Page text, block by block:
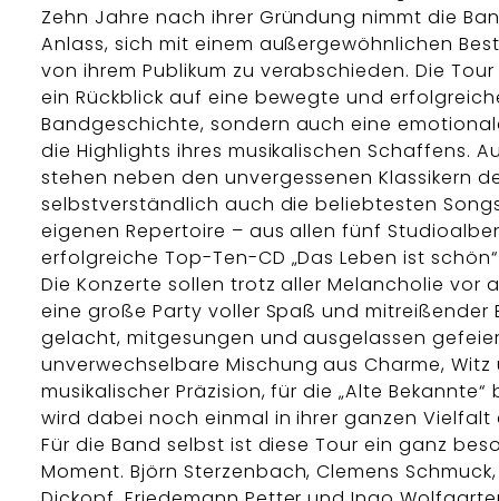
Zehn Jahre nach ihrer Gründung nimmt die
Anlass, sich mit einem außergewöhnlichen
von ihrem Publikum zu verabschieden. Die
ein Rückblick auf eine bewegte und
Bandgeschichte, sondern auch eine
die Highlights ihres musikalischen Schaffens.
stehen neben den unvergessenen Klassikern
selbstverständlich auch die beliebtesten
eigenen Repertoire – aus allen fünf
erfolgreiche Top-Ten-CD „Das Leben ist
Die Konzerte sollen trotz aller Melancholie vor
eine große Party voller Spaß und mitreißender
gelacht, mitgesungen und ausgelassen
unverwechselbare Mischung aus Charme, Witz
musikalischer Präzision, für die „Alte Bekannte“
wird dabei noch einmal in ihrer ganzen Vielfalt
Für die Band selbst ist diese Tour ein ganz
Moment. Björn Sterzenbach, Clemens Schmuck,